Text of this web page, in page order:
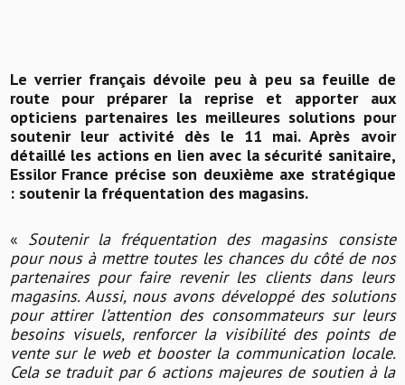
Le verrier français dévoile peu à peu sa feuille de
route pour préparer la reprise et apporter aux
opticiens partenaires les meilleures solutions pour
soutenir leur activité dès le 11 mai. Après avoir
détaillé les actions en lien avec la sécurité sanitaire,
Essilor France précise son deuxième axe stratégique
: soutenir la fréquentation des magasins.
« Soutenir la fréquentation des magasins consiste
pour nous à mettre toutes les chances du côté de nos
partenaires pour faire revenir les clients dans leurs
magasins. Aussi, nous avons développé des solutions
pour attirer l’attention des consommateurs sur leurs
besoins visuels, renforcer la visibilité des points de
vente sur le web et booster la communication locale.
Cela se traduit par 6 actions majeures de soutien à la